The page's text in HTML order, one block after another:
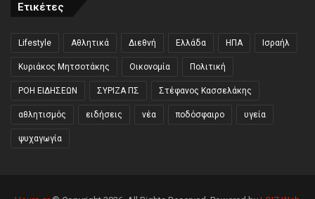
Ετικέτες
Lifestyle Αθλητικά Διεθνή Ελλάδα ΗΠΑ Ισραήλ
Κυριάκος Μητσοτάκης Οικονομία Πολιτική
ΡΟΗ ΕΙΔΗΣΕΩΝ ΣΥΡΙΖΑ ΠΣ Στέφανος Κασσελάκης
αθλητισμός ειδήσεις νέα ποδόσφαιρο υγεία
ψυχαγωγία